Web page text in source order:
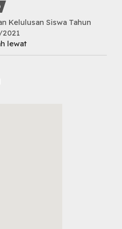
Kelulusan Siswa Tahun
lewat